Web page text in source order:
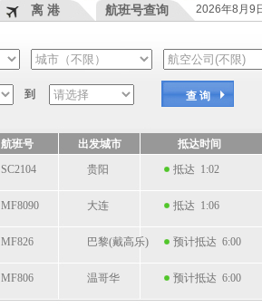
离 港 航班号查询 2026年8月9
到 查 询
航班号 出发城市
抵达时间
SC2104
贵阳 抵达 1:02
MF8090 大连 抵达 1:06
MF826 巴黎(戴高乐) 预计抵达 6:00
MF806 温哥华 预计抵达 6:00